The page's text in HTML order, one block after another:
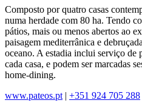
Composto por quatro casas
numa herdade com 80 ha. Tendo
pátios, mais ou menos abertos ao
paisagem mediterrânica e
oceano. A estadia inclui serviço de
cada casa, e podem ser marcadas
home-dining.
www.pateos.pt | +351 924 705 288